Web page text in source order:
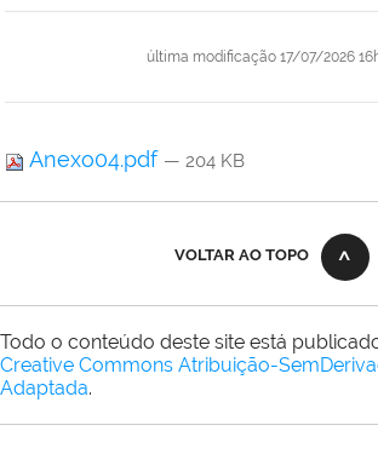
última modificação17/07/2026
Anexo04.pdf — 204 KB
VOLTAR AO TOPO
Todo o conteúdo deste site está
Creative Commons Atribuição-
Adaptada.